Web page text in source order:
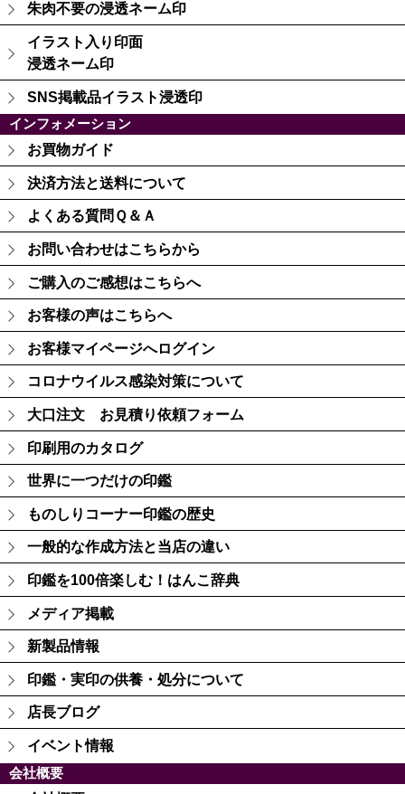
朱肉不要の浸透ネーム印
イラスト入り印面
浸透ネーム印
SNS掲載品イラスト浸透印
インフォメーション
お買物ガイド
決済方法と送料について
よくある質問Ｑ＆Ａ
お問い合わせはこちらから
ご購入のご感想はこちらへ
お客様の声はこちらへ
お客様マイページへログイン
コロナウイルス感染対策について
大口注文 お見積り依頼フォーム
印刷用のカタログ
世界に一つだけの印鑑
ものしりコーナー印鑑の歴史
一般的な作成方法と当店の違い
印鑑を100倍楽しむ！はんこ辞典
メディア掲載
新製品情報
印鑑・実印の供養・処分について
店長ブログ
イベント情報
会社概要